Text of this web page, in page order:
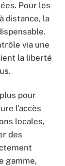
Pour les
distance, la
via une
la liberté
pour
l’accès
locales,
des
gamme,